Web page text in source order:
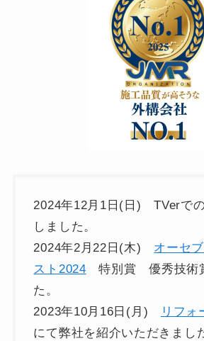
2024年12月1日(日) TVerで
しました。
2024年2月22日(木) オーセ
スト2024 特別賞 優秀技術
た。
2023年10月16日(月)
リフォ
にて弊社を紹介いただきま